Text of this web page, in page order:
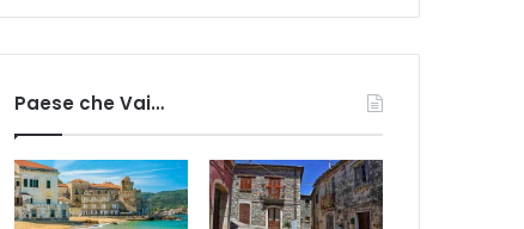
Paese che Vai…